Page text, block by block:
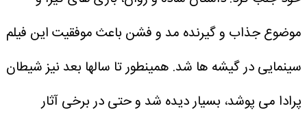
موضوع جذاب و گیرنده مد و فشن باعث موفقیت این فیلم
سینمایی در گیشه ها شد. همینطور تا سالها بعد نیز شیطان
پرادا می پوشد، بسیار دیده شد و حتی در برخی آثار